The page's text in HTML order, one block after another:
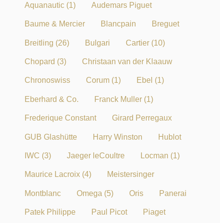
Aquanautic (1) Audemars Piguet
Baume & Mercier Blancpain Breguet
Breitling (26) Bulgari Cartier (10)
Chopard (3) Christaan van der Klaauw
Chronoswiss Corum (1) Ebel (1)
Eberhard & Co. Franck Muller (1)
Frederique Constant Girard Perregaux
GUB Glashütte Harry Winston Hublot
IWC (3) Jaeger leCoultre Locman (1)
Maurice Lacroix (4) Meistersinger
Montblanc Omega (5) Oris Panerai
Patek Philippe Paul Picot Piaget